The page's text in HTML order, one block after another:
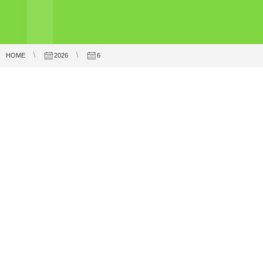
HOME 2026 6